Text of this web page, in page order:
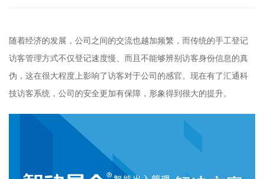
随着经济的发展，公司之间的交流也越加频繁，而传统的手工登记
访客管理方式不仅登记速度慢、而且不能够辨别访客身份信息的真
伪，这在很大程度上影响了访客对于公司的感官。现在有了汇通科
技访客系统，公司的安全更加有保障，形象得到很大的提升。